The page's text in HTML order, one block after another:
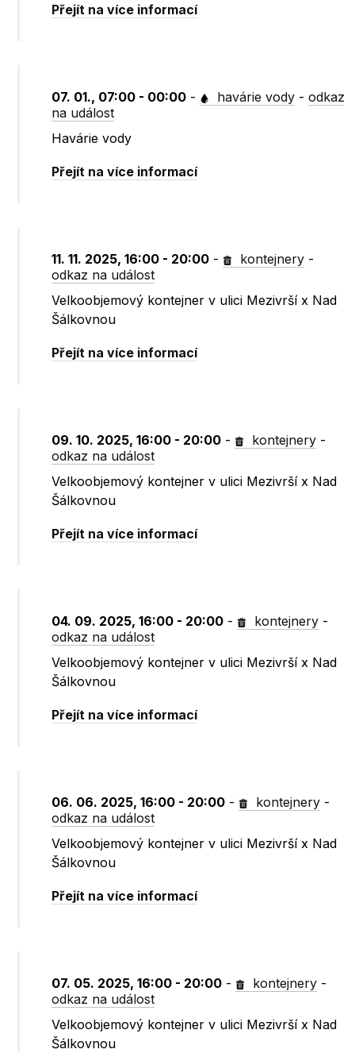
Přejít na více informací
07. 01., 07:00 - 00:00 - havárie vody -odkaz
na událost
Havárie vody
Přejít na více informací
11. 11. 2025, 16:00 - 20:00 - kontejnery -
odkaz na událost
Velkoobjemový kontejner v ulici Mezivrší x Nad
Šálkovnou
Přejít na více informací
09. 10. 2025, 16:00 - 20:00 - kontejnery -
odkaz na událost
Velkoobjemový kontejner v ulici Mezivrší x Nad
Šálkovnou
Přejít na více informací
04. 09. 2025, 16:00 - 20:00 - kontejnery -
odkaz na událost
Velkoobjemový kontejner v ulici Mezivrší x Nad
Šálkovnou
Přejít na více informací
06. 06. 2025, 16:00 - 20:00 - kontejnery -
odkaz na událost
Velkoobjemový kontejner v ulici Mezivrší x Nad
Šálkovnou
Přejít na více informací
07. 05. 2025, 16:00 - 20:00 - kontejnery -
odkaz na událost
Velkoobjemový kontejner v ulici Mezivrší x Nad
Šálkovnou